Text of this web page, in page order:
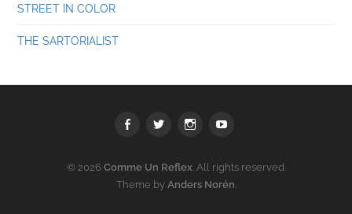
STREET IN COLOR
THE SARTORIALIST
FacebookTwitter Instagramyoutube
© 2026 Comme Un Reflex. All rights reserved.
Theme by Anders Norén